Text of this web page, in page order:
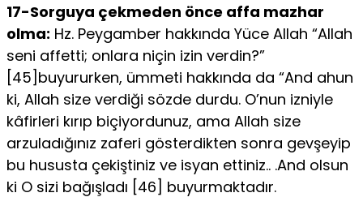
17-Sorguya çekmeden önce affa mazhar
olma: Hz. Peygam­ber hakkında Yüce Allah “Allah
seni affetti; onlara niçin izin verdin?”
[45]buyururken, ümmeti hakkında da “And ahun
ki, Al­lah size verdiği sözde durdu. O’nun izniyle
kâfirleri kırıp biçiyordu­nuz, ama Allah size
arzuladığınız zaferi gösterdikten sonra gevşeyip
bu hususta çekiştiniz ve isyan ettiniz.. .And olsun
ki O sizi bağışladı [46] buyurmaktadır.